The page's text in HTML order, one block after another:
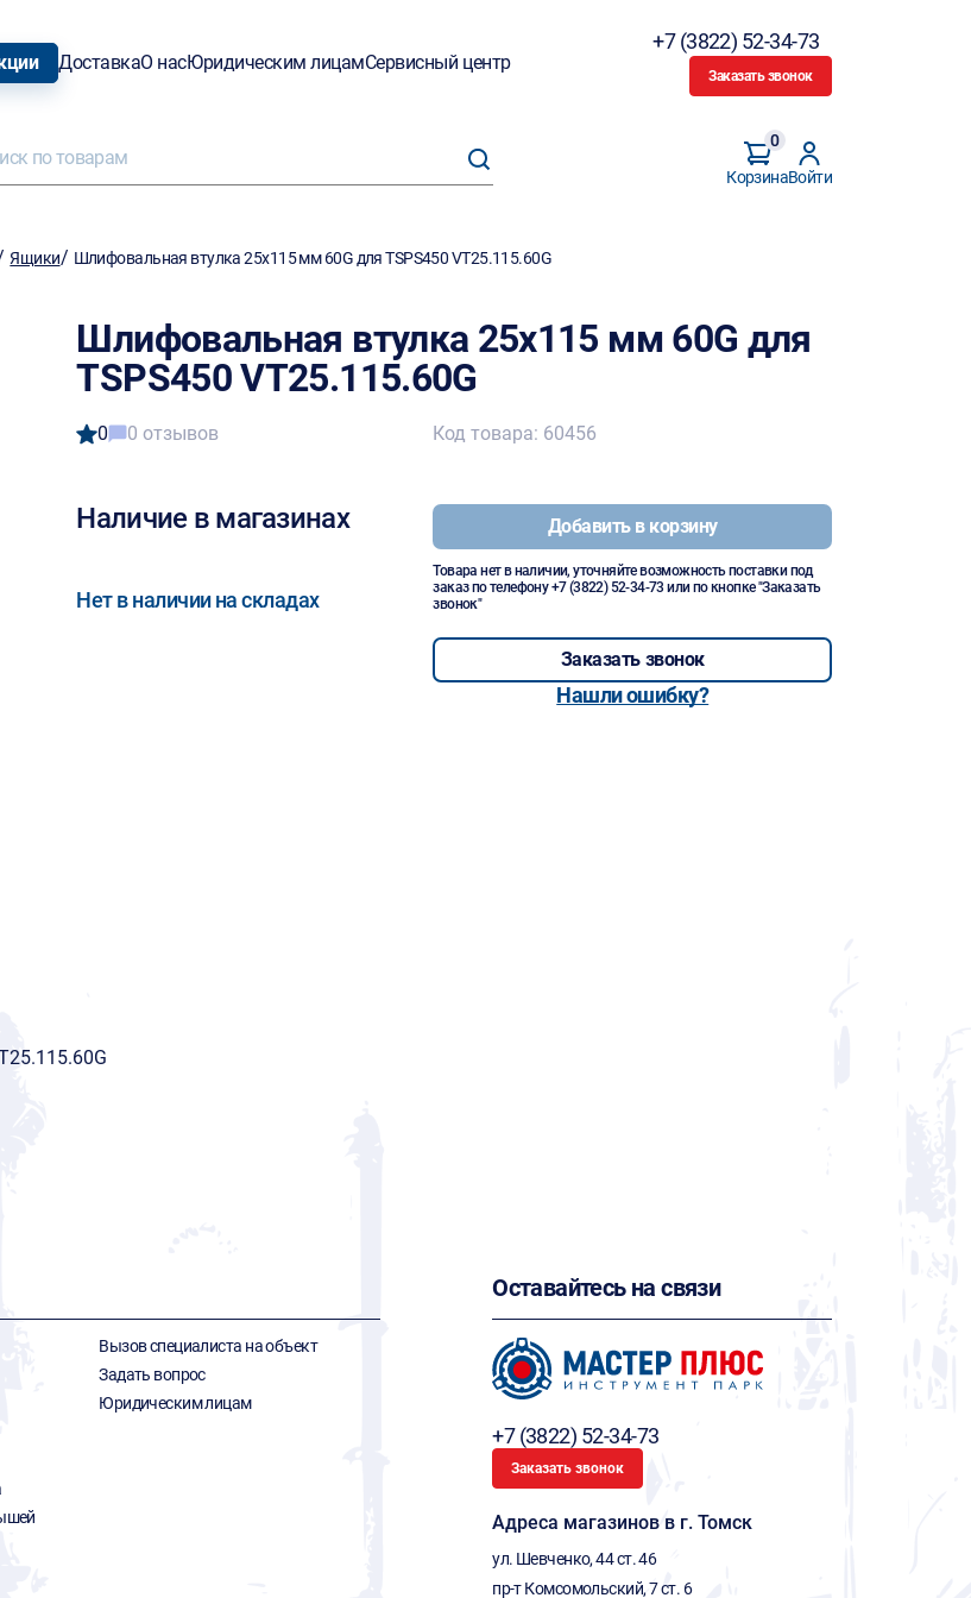
ДоставкаО насЮридическим лицамСервисный центр
+7 (3822) 52-34-73
Заказать звонок
Корзина
0
Войти
Ящики/ Шлифовальная втулка 25х115 мм 60G для TSPS450 VT25.115.60G
Шлифовальная втулка 25х115 мм 60G для
TSPS450 VT25.115.60G
0 0 отзывов
Наличие в магазинах
Нет в наличии на складах
Код товара: 60456
Добавить в корзину
Товара нет в наличии, уточняйте возможность поставки под
заказ по телефону+7 (3822) 52-34-73 или по кнопке "Заказать
звонок"
Заказать звонок
Нашли ошибку?
Вызов специалиста на объект
Задать вопрос
Юридическим лицам
Оставайтесь на связи
+7 (3822) 52-34-73
Заказать звонок
Адреса магазинов в г. Томск
ул. Шевченко, 44 ст. 46
пр-т Комсомольский, 7 ст. 6